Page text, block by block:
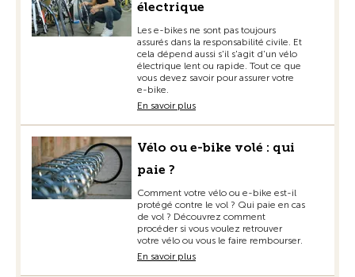
électrique
Les e-bikes ne sont pas toujours
assurés dans la responsabilité civile. Et
cela dépend aussi s'il s'agit d'un vélo
électrique lent ou rapide. Tout ce que
vous devez savoir pour assurer votre
e-bike.
En savoir plus
Vélo ou e-bike volé : qui
paie ?
Comment votre vélo ou e-bike est-il
protégé contre le vol ? Qui paie en cas
de vol ? Découvrez comment
procéder si vous voulez retrouver
votre vélo ou vous le faire rembourser.
En savoir plus